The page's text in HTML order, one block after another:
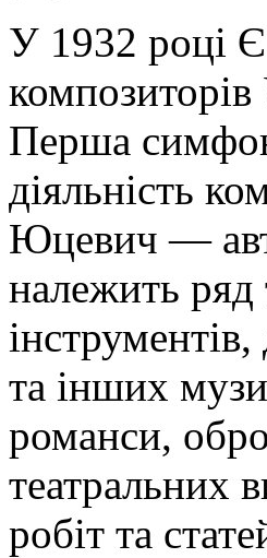
У 1932 році
Перша
діяльність
Юцевич —
належить ряд
та інших
романси,
театральних
робіт та